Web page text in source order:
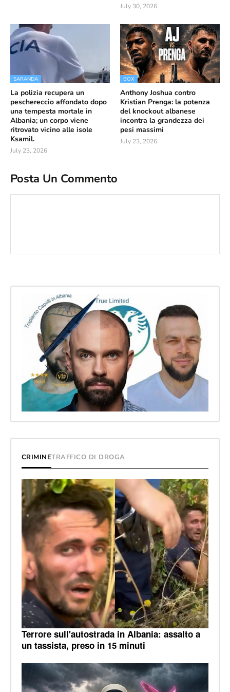
July 30, 2026
SARANDA
La polizia recupera un
peschereccio affondato dopo
una tempesta mortale in
Albania; un corpo viene
ritrovato vicino alle isole
Ksamil.
July 23, 2026
BOX
Anthony Joshua contro
Kristian Prenga: la potenza
del knockout albanese
incontra la grandezza dei
pesi massimi
July 23, 2026
Posta Un Commento
CRIMINETRAFFICO DI DROGA
Terrore sull'autostrada in Albania: assalto a
un tassista, preso in 15 minuti